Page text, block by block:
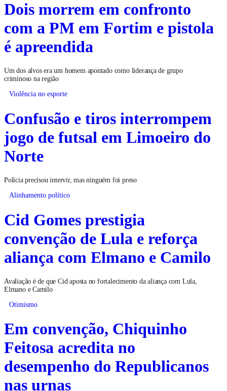
Dois morrem em confronto
com a PM em Fortim e pistola
é apreendida
Um dos alvos era um homem apontado como liderança de grupo
criminoso na região
Violência no esporte
Confusão e tiros interrompem
jogo de futsal em Limoeiro do
Norte
Polícia precisou intervir, mas ninguém foi preso
Alinhamento político
Cid Gomes prestigia
convenção de Lula e reforça
aliança com Elmano e Camilo
Avaliação é de que Cid aposta no fortalecimento da aliança com Lula,
Elmano e Camilo
Otimismo
Em convenção, Chiquinho
Feitosa acredita no
desempenho do Republicanos
nas urnas